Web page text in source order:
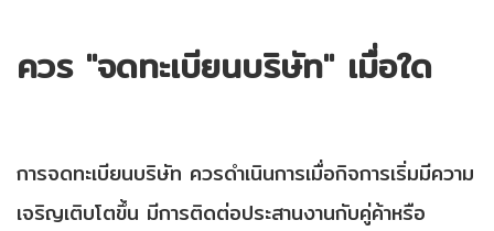
ควร "จดทะเบียนบริษัท" เมื่อใด
การจดทะเบียนบริษัท ควรดำเนินการเมื่อกิจการเริ่มมีความ
เจริญเติบโตขึ้น มีการติดต่อประสานงานกับคู่ค้าหรือ